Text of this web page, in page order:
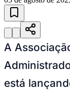
A
está
institucional